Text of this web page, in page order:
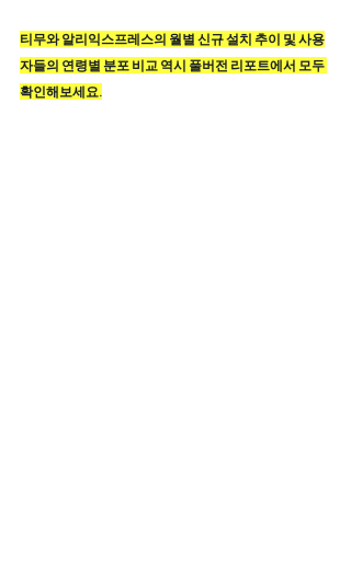
티무와 알리익스프레스의 월별 신규 설치 추이 및 사용
자들의 연령별 분포 비교 역시 풀버전 리포트에서 모두
확인해보세요.